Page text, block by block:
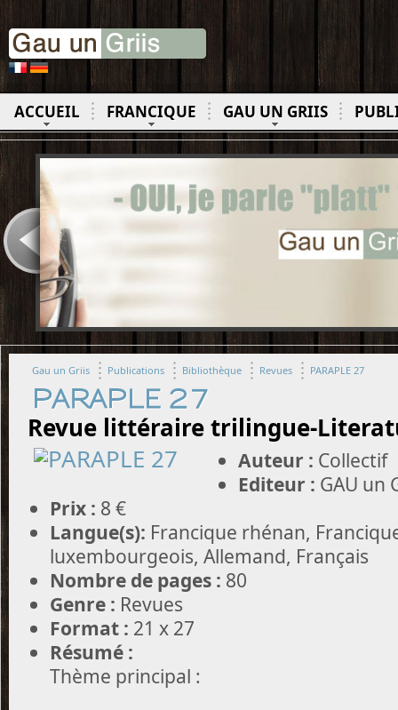
ACCUEIL FRANCIQUE GAU UN GRIIS
Gau un Griis Publications Bibliothèque Revues PARAPLE 27
PARAPLE 27
Revue littéraire trilingue-
Auteur : Collectif
Editeur : GAU un
Prix : 8 €
Langue(s): Francique rhénan,
luxembourgeois, Allemand, Français
Nombre de pages : 80
Genre : Revues
Format : 21 x 27
Résumé :
Thème principal :